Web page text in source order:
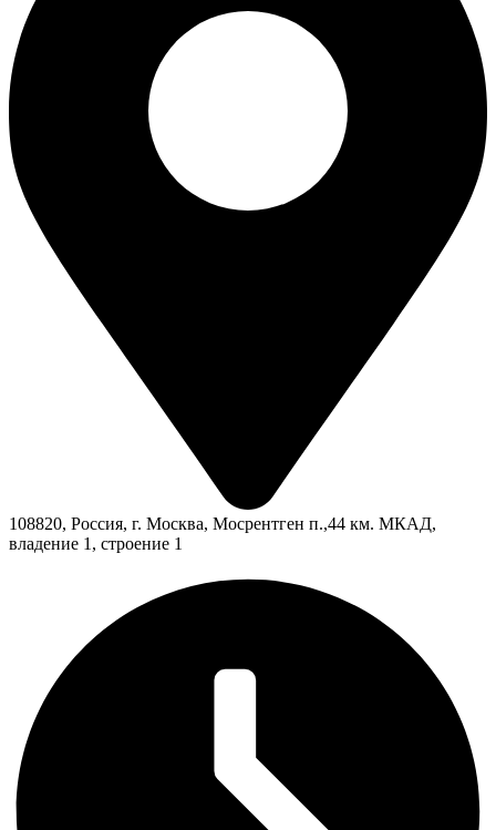
108820, Россия, г. Москва, Мосрентген п.,44 км. МКАД,
владение 1, строение 1